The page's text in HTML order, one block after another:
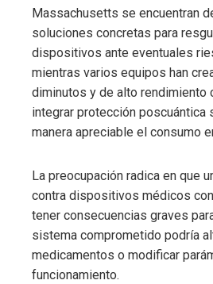
Massachusetts se encuentran
soluciones concretas para
dispositivos ante eventuales
mientras varios equipos han
diminutos y de alto rendimiento
integrar protección poscuántica
manera apreciable el consumo
La preocupación radica en que
contra dispositivos médicos
tener consecuencias graves
sistema comprometido podría
medicamentos o modificar
funcionamiento.